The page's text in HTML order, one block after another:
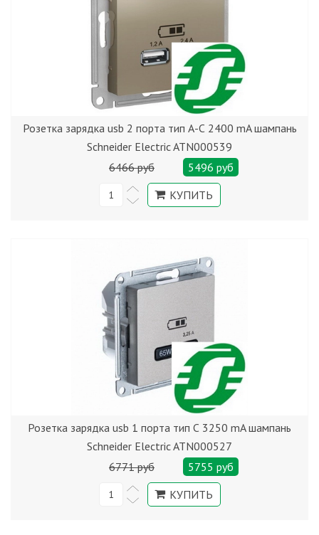
Розетка зарядка usb 2 порта тип А-С 2400 mA шампань
Schneider Electric ATN000539
6466 руб
5496 руб
Розетка зарядка usb 1 порта тип С 3250 mA шампань
Schneider Electric ATN000527
6771 руб
5755 руб